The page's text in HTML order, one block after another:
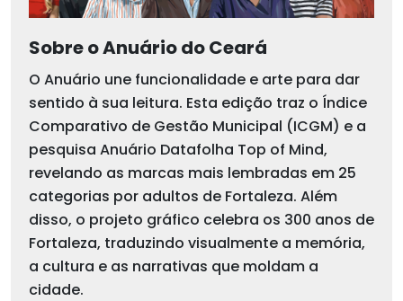
Sobre o Anuário do Ceará
O Anuário une funcionalidade e arte para dar
sentido à sua leitura. Esta edição traz o Índice
Comparativo de Gestão Municipal (ICGM) e a
pesquisa Anuário Datafolha Top of Mind,
revelando as marcas mais lembradas em 25
categorias por adultos de Fortaleza. Além
disso, o projeto gráfico celebra os 300 anos de
Fortaleza, traduzindo visualmente a memória,
a cultura e as narrativas que moldam a
cidade.